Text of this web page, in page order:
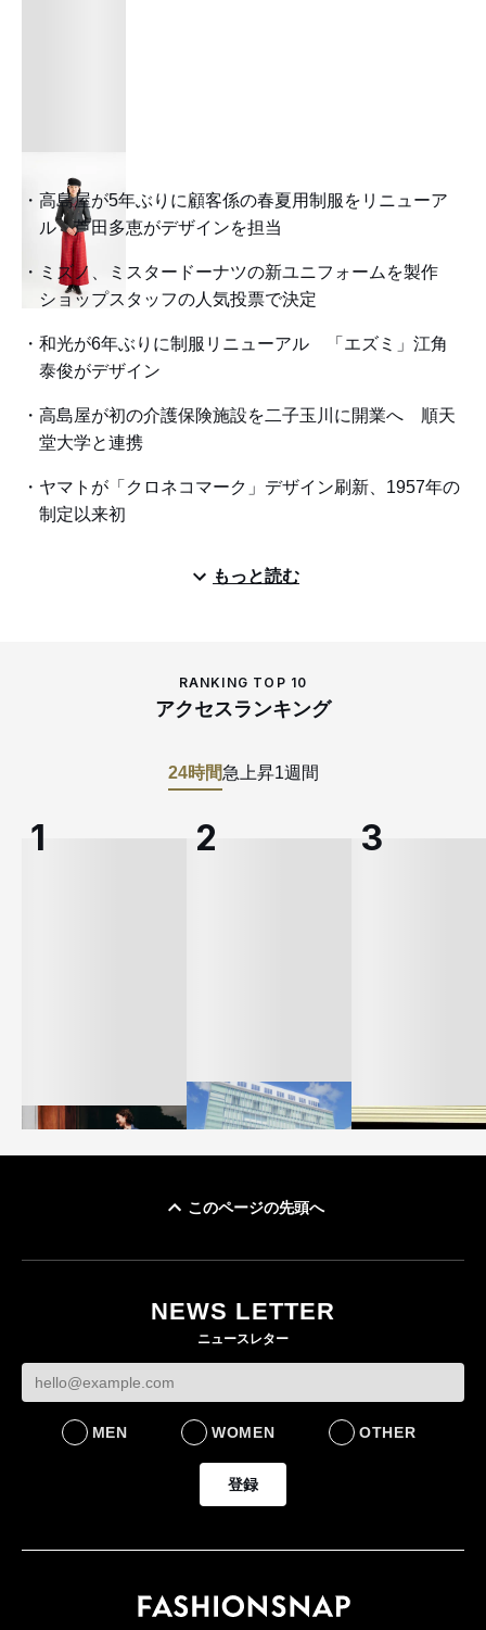
高島屋が5年ぶりに顧客係の春夏用制服をリニューア
ル 芦田多恵がデザインを担当
ミズノ、ミスタードーナツの新ユニフォームを製作
ショップスタッフの人気投票で決定
和光が6年ぶりに制服リニューアル 「エズミ」江角
泰俊がデザイン
高島屋が初の介護保険施設を二子玉川に開業へ 順天
堂大学と連携
ヤマトが「クロネコマーク」デザイン刷新、1957年の
制定以来初
もっと読む
RANKING TOP 10
アクセスランキング
24時間急上昇1週間
ケットなど7型を発売
FASHION
FASHION
BUSINESS
このページの先頭へ
NEWS LETTER
ニュースレター
MEN WOMEN OTHER
登録